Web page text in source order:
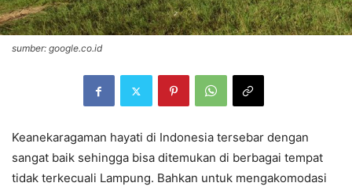
sumber: google.co.id
Keanekaragaman hayati di Indonesia tersebar dengan
sangat baik sehingga bisa ditemukan di berbagai tempat
tidak terkecuali Lampung. Bahkan untuk mengakomodasi